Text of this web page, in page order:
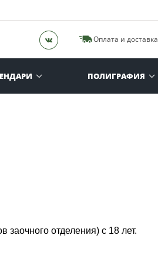
Оплата и доставка
ПОЛИГРАФИЯ
заочного отделения) с 18 лет.